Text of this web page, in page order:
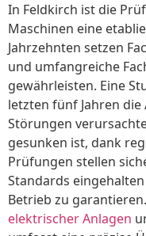
In Feldkirch ist die
Maschinen eine
Jahrzehnten setzen
und umfangreiche
gewährleisten. Eine
letzten fünf Jahren
Störungen
gesunken ist, dank
Prüfungen stellen
Standards
Betrieb zu
elektrischer Anlagen